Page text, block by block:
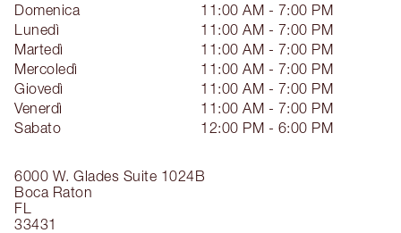
6000 W. Glades Suite 1024B
Boca Raton
FL
33431
Domenica
11:00 AM - 7:00 PM
Lunedì
11:00 AM - 7:00 PM
Martedì
11:00 AM - 7:00 PM
Mercoledì
11:00 AM - 7:00 PM
Giovedì
11:00 AM - 7:00 PM
Venerdì
11:00 AM - 7:00 PM
Sabato
12:00 PM - 6:00 PM